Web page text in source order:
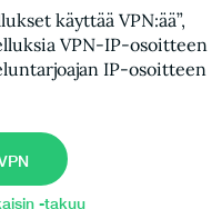
käyttää VPN:ää”,
VPN-IP-osoitteen
IP-osoitteen
-takuu